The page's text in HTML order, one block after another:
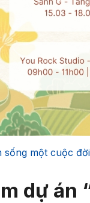
sống một cuộc
dự án